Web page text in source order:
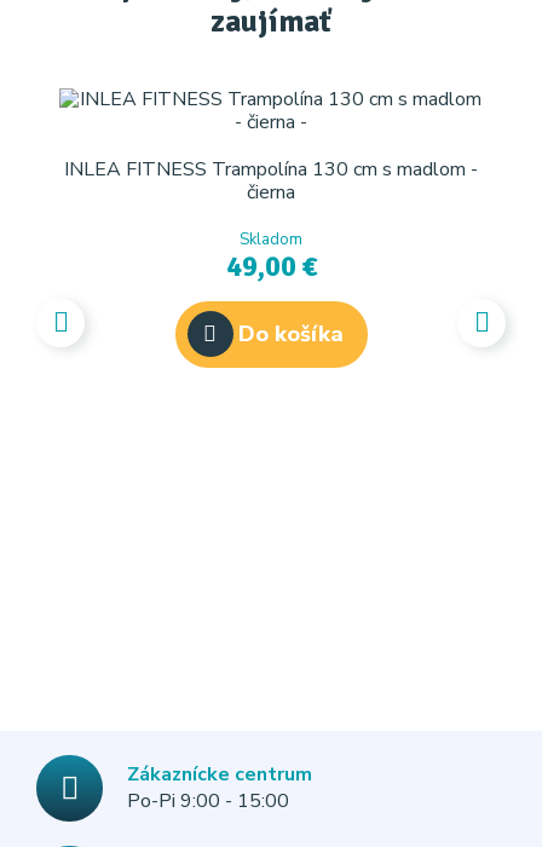
zaujímať
INLEA FITNESS Trampolína 130 cm s madlom -
čierna
Skladom
49,00 €
Do košíka
Zákaznícke centrum
Po-Pi 9:00 - 15:00